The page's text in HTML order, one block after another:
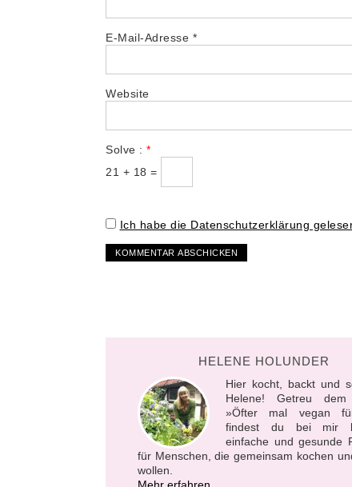
E-Mail-Adresse *
Website
Solve : *
21 + 18 =
Ich habe die Datenschutzerklärung
HELENE HOLUNDER
Hier kocht, backt und
Helene! Getreu dem
»Öfter mal vegan
findest du bei mir
einfache und gesunde
für Menschen, die gemeinsam kochen
wollen.